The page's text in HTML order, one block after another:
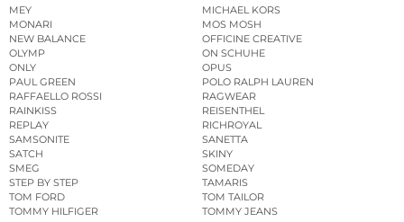
MEY
MICHAEL KORS
MONARI
MOS MOSH
NEW BALANCE
OFFICINE CREATIVE
OLYMP
ON SCHUHE
ONLY
OPUS
PAUL GREEN
POLO RALPH LAUREN
RAFFAELLO ROSSI
RAGWEAR
RAINKISS
REISENTHEL
REPLAY
RICHROYAL
SAMSONITE
SANETTA
SATCH
SKINY
SMEG
SOMEDAY
STEP BY STEP
TAMARIS
TOM FORD
TOM TAILOR
TOMMY HILFIGER
TOMMY JEANS